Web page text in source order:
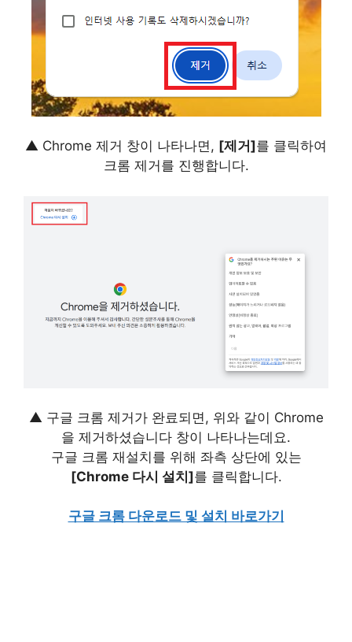
▲ Chrome 제거 창이 나타나면, [제거]를 클릭하여
크롬 제거를 진행합니다.
▲ 구글 크롬 제거가 완료되면, 위와 같이 Chrome
을 제거하셨습니다 창이 나타나는데요.
구글 크롬 재설치를 위해 좌측 상단에 있는
[Chrome 다시 설치]를 클릭합니다.
구글 크롬 다운로드 및 설치 바로가기